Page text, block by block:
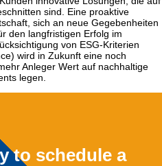
sind. Eine proaktive
sich an neue Gegebenheiten
den langfristigen Erfolg im
von ESG-Kriterien
wird in Zukunft eine noch
Anleger Wert auf nachhaltige
legen.
to schedule a